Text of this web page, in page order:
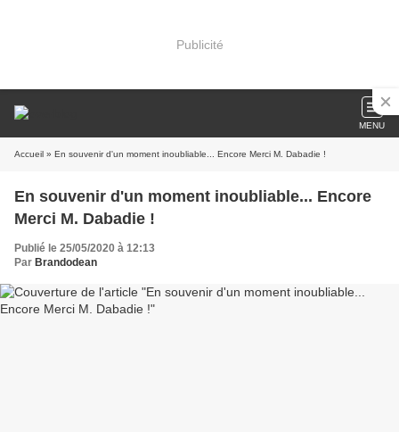
Publicité
MENU
Accueil » En souvenir d'un moment inoubliable... Encore Merci M. Dabadie !
En souvenir d'un moment inoubliable... Encore
Merci M. Dabadie !
Publié le 25/05/2020 à 12:13
Par Brandodean